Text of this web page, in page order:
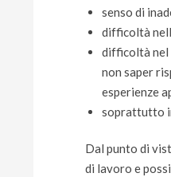
senso di
difficoltà
difficoltà nel
non saper
esperienze
soprattutto
Dal punto di
di lavoro e